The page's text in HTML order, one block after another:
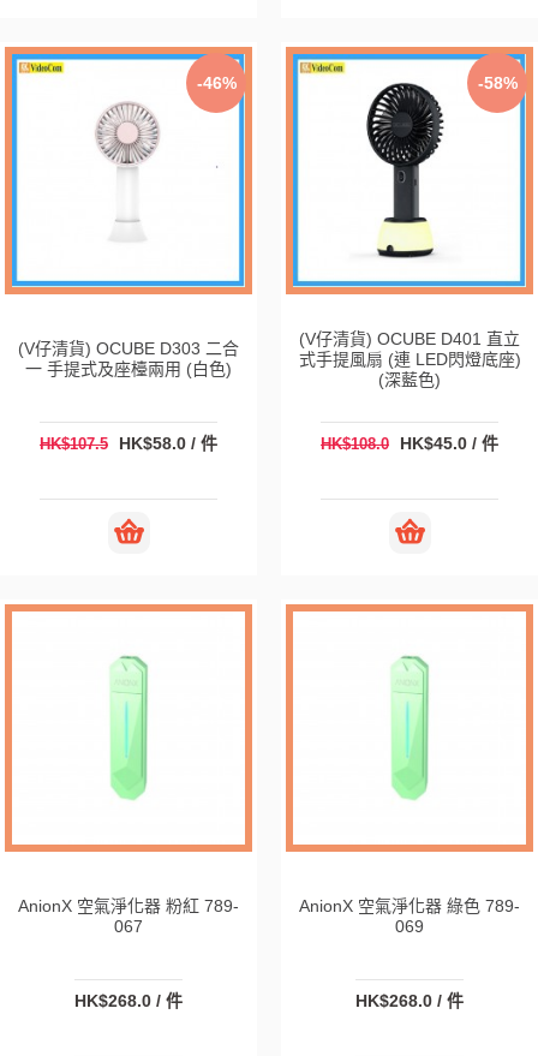
-46%
(V仔清貨) OCUBE D303 二合
一 手提式及座檯兩用 (白色)
HK$107.5 HK$58.0 / 件
-58%
(V仔清貨) OCUBE D401 直立
式手提風扇 (連 LED閃燈底座)
(深藍色)
HK$108.0 HK$45.0 / 件
AnionX 空氣淨化器 粉紅 789-
067
HK$268.0 / 件
AnionX 空氣淨化器 綠色 789-
069
HK$268.0 / 件